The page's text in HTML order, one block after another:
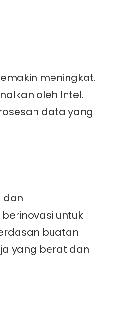
meningkat.
oleh Intel.
data yang
dan
untuk
buatan
yang berat dan